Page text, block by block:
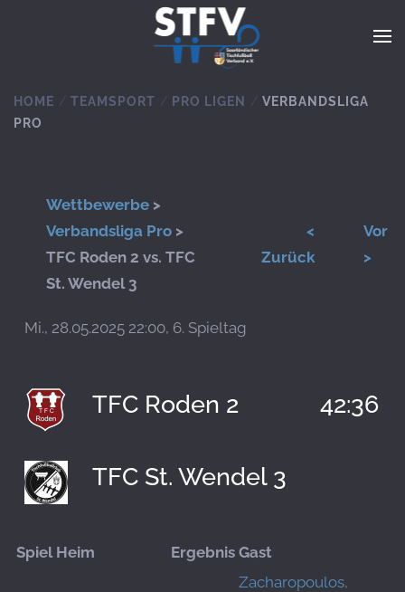
Zum Hauptinhalt springen
HOME TEAMSPORT PRO LIGEN
VERBANDSLIGA
PRO
Wettbewerbe >
Verbandsliga Pro >
TFC Roden 2 vs. TFC
St. Wendel 3
<
Zurück
Vor
>
Mi., 28.05.2025 22:00, 6. Spieltag
TFC Roden 2 42:36
TFC St. Wendel 3
Spiel Heim Ergebnis Gast
Zacharopoulos,